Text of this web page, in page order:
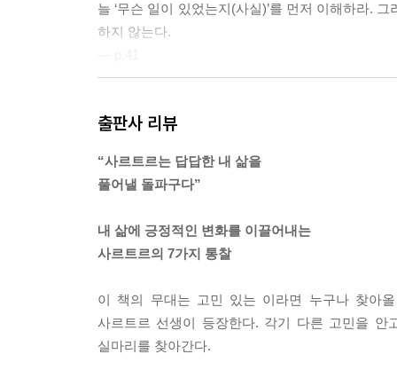
늘 ‘무슨 일이 있었는지(사실)’를 먼저 이해하라.
하지 않는다.
면 해결책도 보인다.
사실에 괜한 억측과 가정을 덧붙여 이야기를 만들
인간은 타인이나 도덕, 심지어 자신의 과거에도
--- p.150
실존주의가 맨 처음 하는 것은 무엇인가? 한 사람
출판사 리뷰
“사르트르는 답답한 내 삶을
풀어낼 돌파구다”
내 삶에 긍정적인 변화를 이끌어내는
사르트르의 7가지 통찰
이 책의 무대는 고민 있는 이라면 누구나 찾아
사르트르 선생이 등장한다. 각기 다른 고민을
실마리를 찾아간다.